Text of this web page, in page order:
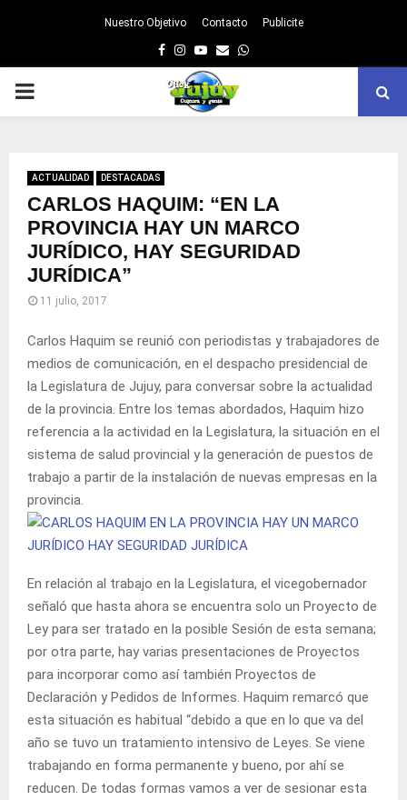
Nuestro Objetivo Contacto Publicite
Facebook
Instagram
Youtube
EmailWhatsapp
PRIMARY
ACTUALIDAD DESTACADAS
CARLOS HAQUIM: “EN LA
PROVINCIA HAY UN MARCO
JURÍDICO, HAY SEGURIDAD
JURÍDICA”
11 julio, 2017
Carlos Haquim se reunió con periodistas y trabajadores de
medios de comunicación, en el despacho presidencial de
la Legislatura de Jujuy, para conversar sobre la actualidad
de la provincia. Entre los temas abordados, Haquim hizo
referencia a la actividad en la Legislatura, la situación en el
sistema de salud provincial y la generación de puestos de
trabajo a partir de la instalación de nuevas empresas en la
provincia.
En relación al trabajo en la Legislatura, el vicegobernador
señaló que hasta ahora se encuentra solo un Proyecto de
Ley para ser tratado en la posible Sesión de esta semana;
por otra parte, hay varias presentaciones de Proyectos
para incorporar como así también Proyectos de
Declaración y Pedidos de Informes. Haquim remarcó que
esta situación es habitual “debido a que en lo que va del
año se tuvo un tratamiento intensivo de Leyes. Se viene
trabajando en forma permanente y bueno, por ahí se
reducen. De todas formas vamos a ver de sesionar esta